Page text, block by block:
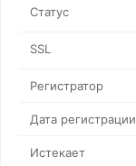
Статус
SSL
Регистратор
Дата регистрации
Истекает